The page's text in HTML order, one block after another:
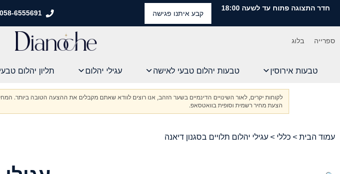
חדר התצוגה פתוח עד לשעה 18:00
קבע איתנו פגישה 058-6555691
ספרייה בלוג
טבעות אירוסין טבעות יהלום טבעי לאישה עגילי יהלום תליון יהלום טבעי
לקוחות יקרים, לאור השינויים הדינמיים בשער הזהב, אנו רוצים לוודא שאתם מקבלים את ההצעה הטובה ביותר.
הצעת מחיר רשמית וסופית בוואטסאפ.
עמוד הבית > כללי > עגילי יהלום תלויים בסגנון דיאנה